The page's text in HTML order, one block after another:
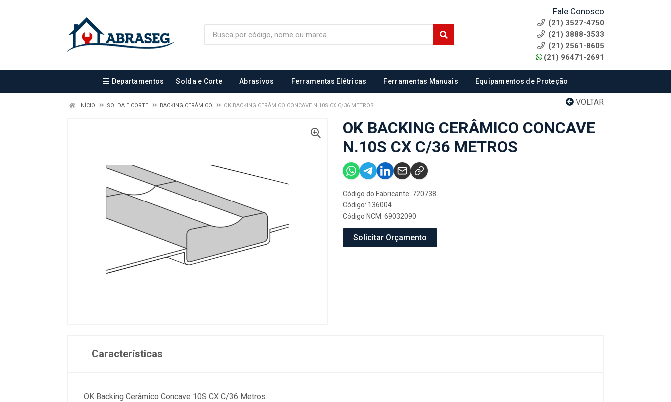
Fale Conosco
(21) 3527-4750
(21) 3888-3533
(21) 2561-8605
(21) 96471-2691
Departamentos Solda e Corte Abrasivos Ferramentas Elétricas Ferramentas Manuais Equipamentos de Proteção
VOLTAR
INÍCIO SOLDA E CORTE BACKING CERÂMICO OK BACKING CERÂMICO CONCAVE N.10S CX C/36 METROS
OK BACKING CERÂMICO CONCAVE
N.10S CX C/36 METROS
Código do Fabricante: 720738
Código: 136004
Código NCM: 69032090
Solicitar Orçamento
Características
OK Backing Cerâmico Concave 10S CX C/36 Metros